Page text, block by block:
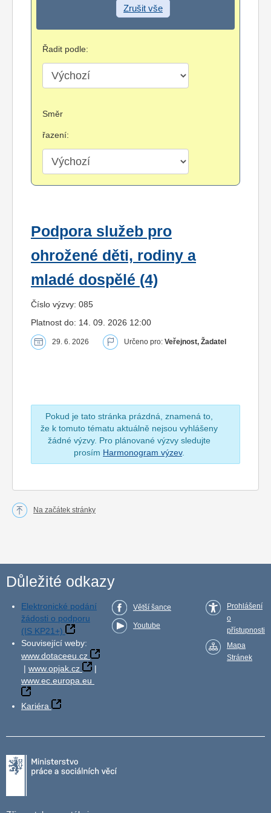
Zrušit vše
Řadit podle:
Směr
řazení:
Podpora služeb pro
ohrožené děti, rodiny a
mladé dospělé (4)
Číslo výzvy: 085
Platnost do: 14. 09. 2026 12:00
29. 6. 2026 Určeno pro: Veřejnost, Žadatel
Pokud je tato stránka prázdná, znamená to,
že k tomuto tématu aktuálně nejsou vyhlášeny
žádné výzvy. Pro plánované výzvy sledujte
prosím Harmonogram výzev.
Na začátek stránky
Důležité odkazy
Elektronické podání
žádosti o podporu
(IS KP21+)
Související weby:
www.dotaceeu.cz
| www.opjak.cz
|
www.ec.europa.eu
Kariéra
Větší šance
Youtube
Prohlášení
o
přístupnosti
Mapa
Stránek